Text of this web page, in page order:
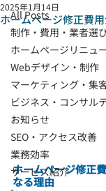
All Posts
制作・費用・業者選
ホームページリニュ
Webデザイン・制作
マーケティング・集
ビジネス・コンサル
お知らせ
SEO・アクセス改善
業務効率
サービス紹介
ホームページ修正費
2025年1月14日
ホームページ修正
なる理由